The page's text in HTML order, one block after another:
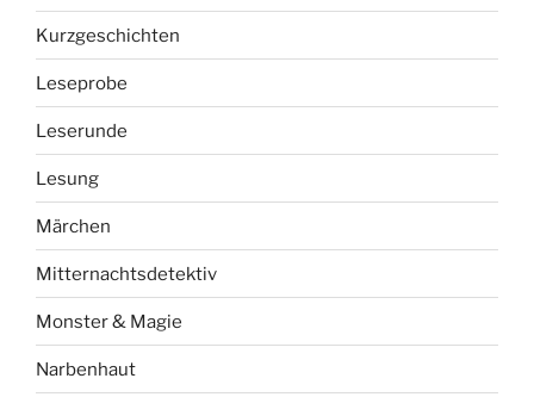
Kurzgeschichten
Leseprobe
Leserunde
Lesung
Märchen
Mitternachtsdetektiv
Monster & Magie
Narbenhaut